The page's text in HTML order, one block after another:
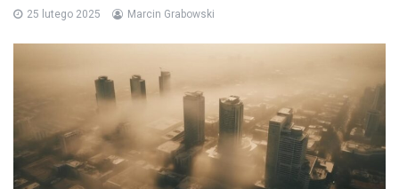
25 lutego 2025 Marcin Grabowski